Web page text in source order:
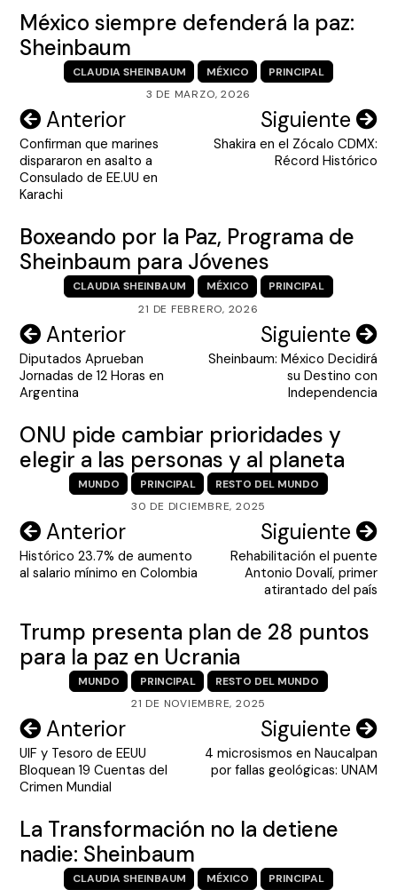
México siempre defenderá la paz:
Sheinbaum
CLAUDIA SHEINBAUM MÉXICO
PRINCIPAL
3 DE MARZO, 2026
Navegación
de
entradas
Anterior
Confirman que marines
dispararon en asalto a
Consulado de EE.UU en
Karachi
Siguiente
Shakira en el Zócalo CDMX:
Récord Histórico
Boxeando por la Paz, Programa de
Sheinbaum para Jóvenes
CLAUDIA SHEINBAUM MÉXICO
PRINCIPAL
21 DE FEBRERO, 2026
Navegación
de
entradas
Anterior
Diputados Aprueban
Jornadas de 12 Horas en
Argentina
Siguiente
Sheinbaum: México Decidirá
su Destino con
Independencia
ONU pide cambiar prioridades y
elegir a las personas y al planeta
MUNDO PRINCIPAL
RESTO DEL MUNDO
30 DE DICIEMBRE, 2025
Navegación
de
Anterior
Histórico 23.7% de aumento
al salario mínimo en Colombia
Siguiente
Rehabilitación el puente
Antonio Dovalí, primer
atirantado del país
Trump presenta plan de 28 puntos
para la paz en Ucrania
MUNDO PRINCIPAL
RESTO DEL MUNDO
21 DE NOVIEMBRE, 2025
Navegación
de
entradas
Anterior
UIF y Tesoro de EEUU
Bloquean 19 Cuentas del
Crimen Mundial
Siguiente
4 microsismos en Naucalpan
por fallas geológicas: UNAM
La Transformación no la detiene
nadie: Sheinbaum
CLAUDIA SHEINBAUM MÉXICO
PRINCIPAL